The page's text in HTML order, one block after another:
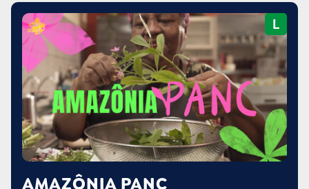
AMAZÔNIA PANC